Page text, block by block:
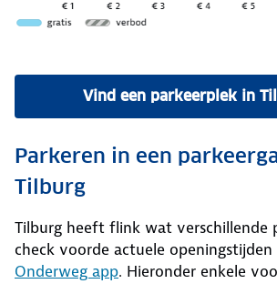
Vind een parkeerplek in
Parkeren in een
Tilburg
Tilburg heeft flink wat verschillende
check voorde actuele
Onderweg app. Hieronder enkele